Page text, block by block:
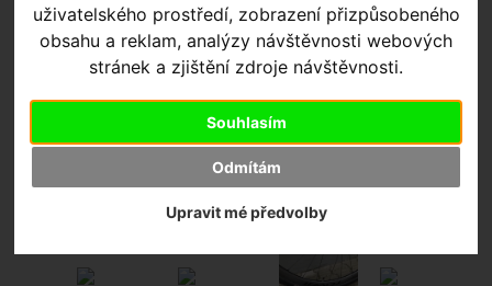
uživatelského prostředí, zobrazení přizpůsobeného
obsahu a reklam, analýzy návštěvnosti webových
stránek a zjištění zdroje návštěvnosti.
Souhlasím
Odmítám
Upravit mé předvolby
ZTRATILI
BAZAR - DIVERGE STR PRO
- SRAM FORCE ETAP
AXS/X01 EAGLE AXS VEL.
58